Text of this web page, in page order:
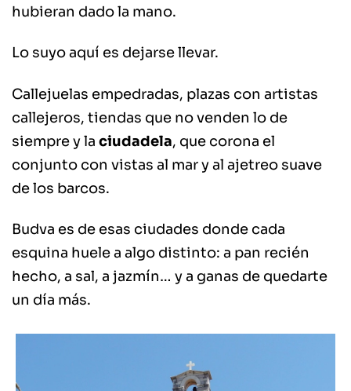
hubieran dado la mano.
Lo suyo aquí es dejarse llevar.
Callejuelas empedradas, plazas con artistas
callejeros, tiendas que no venden lo de
siempre y la ciudadela, que corona el
conjunto con vistas al mar y al ajetreo suave
de los barcos.
Budva es de esas ciudades donde cada
esquina huele a algo distinto: a pan recién
hecho, a sal, a jazmín… y a ganas de quedarte
un día más.